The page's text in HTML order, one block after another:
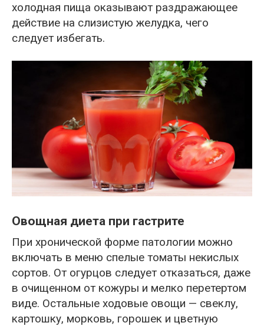
холодная пища оказывают раздражающее
действие на слизистую желудка, чего
следует избегать.
Овощная диета при гастрите
При хронической форме патологии можно
включать в меню спелые томаты некислых
сортов. От огурцов следует отказаться, даже
в очищенном от кожуры и мелко перетертом
виде. Остальные ходовые овощи — свеклу,
картошку, морковь, горошек и цветную